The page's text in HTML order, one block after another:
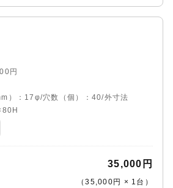
円
）：17φ/穴数（個）：40/外寸法
35,000円
（35,000円 × 1 台 ）